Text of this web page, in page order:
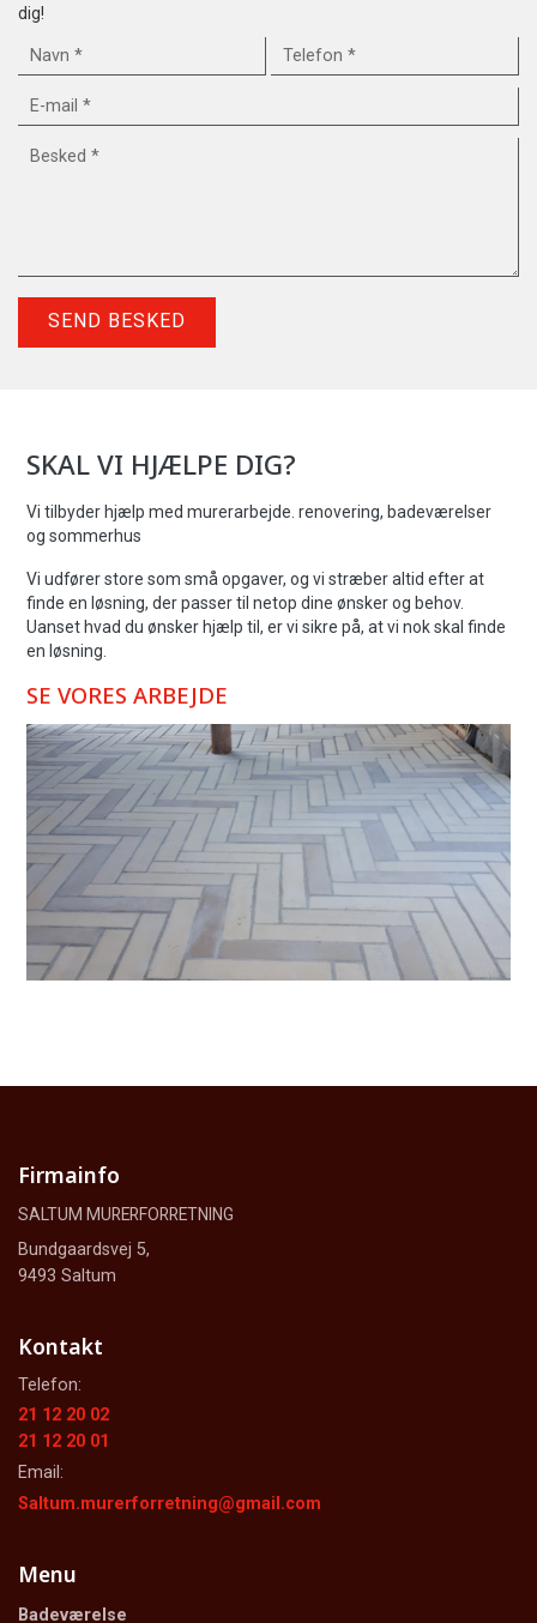
dig!
SKAL VI HJÆLPE DIG?
Vi tilbyder hjælp med murerarbejde. renovering, badeværelser
og sommerhus
Vi udfører store som små opgaver, og vi stræber altid efter at
finde en løsning, der passer til netop dine ønsker og behov.
Uanset hvad du ønsker hjælp til, er vi sikre på, at vi nok skal finde
en løsning.
SE VORES ARBEJDE
Firmainfo
SALTUM MURERFORRETNING
Bundgaardsvej 5,
9493 Saltum
Kontakt
Telefon:
21 12 20 02
21 12 20 01
Email:
Saltum.murerforretning@gmail.com
Menu
Badeværelse